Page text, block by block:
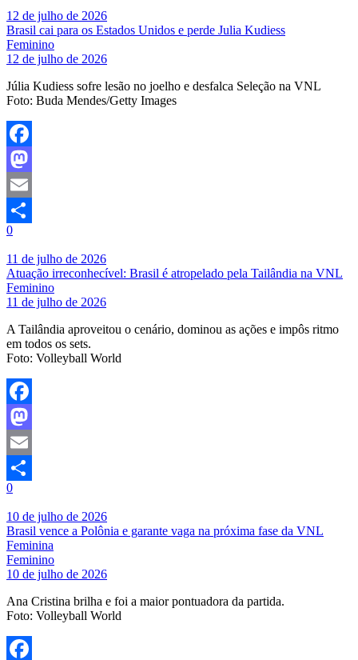
12 de julho de 2026
Brasil cai para os Estados Unidos e perde Julia Kudiess
Feminino
12 de julho de 2026
Júlia Kudiess sofre lesão no joelho e desfalca Seleção na VNL
Foto: Buda Mendes/Getty Images
Facebook
Mastodon
Email
Share
0
11 de julho de 2026
Atuação irreconhecível: Brasil é atropelado pela Tailândia na VNL
Feminino
11 de julho de 2026
A Tailândia aproveitou o cenário, dominou as ações e impôs ritmo
em todos os sets.
Foto: Volleyball World
Facebook
Mastodon
Email
Share
0
10 de julho de 2026
Brasil vence a Polônia e garante vaga na próxima fase da VNL
Feminina
Feminino
10 de julho de 2026
Ana Cristina brilha e foi a maior pontuadora da partida.
Foto: Volleyball World